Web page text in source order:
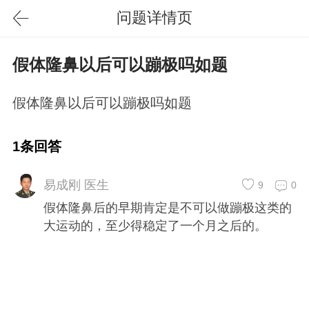
问题详情页
假体隆鼻以后可以蹦极吗如题
假体隆鼻以后可以蹦极吗如题
1条回答
易成刚 医生 0
9
假体隆鼻后的早期肯定是不可以做蹦极这类的
大运动的，至少得稳定了一个月之后的。